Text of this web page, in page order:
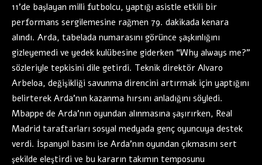
11’de başlayan milli futbolcu, yaptığı asistle etkili bir
performans sergilemesine rağmen 79. dakikada kenara
alındı. Arda, tabelada numarasını görünce şaşkınlığını
gizleyemedi ve yedek kulübesine giderken “Why always me?”
sözleriyle tepkisini dile getirdi. Teknik direktör Alvaro
Arbeloa, değişikliği savunma direncini artırmak için yaptığını
belirterek Arda’nın kazanma hırsını anladığını söyledi.
Mbappe de Arda’nın oyundan alınmasına şaşırırken, Real
Madrid taraftarları sosyal medyada genç oyuncuya destek
verdi. İspanyol basını ise Arda’nın oyundan çıkmasını sert
şekilde eleştirdi ve bu kararın takımın temposunu